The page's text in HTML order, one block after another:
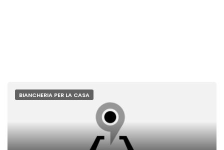
BIANCHERIA PER LA CASA